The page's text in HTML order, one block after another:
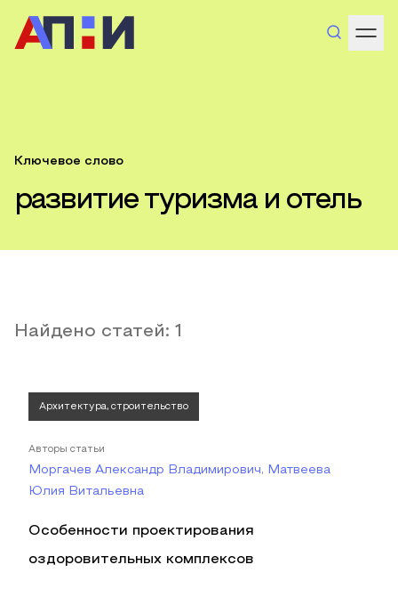
Ключевое слово
развитие туризма и отель
Найдено статей: 1
Архитектура, строительство
Авторы статьи
Моргачев Александр Владимирович, Матвеева
Юлия Витальевна
Особенности проектирования
оздоровительных комплексов